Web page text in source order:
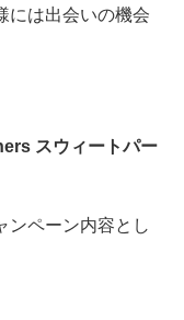
には出会いの機会
スウィートパー
ンペーン内容とし